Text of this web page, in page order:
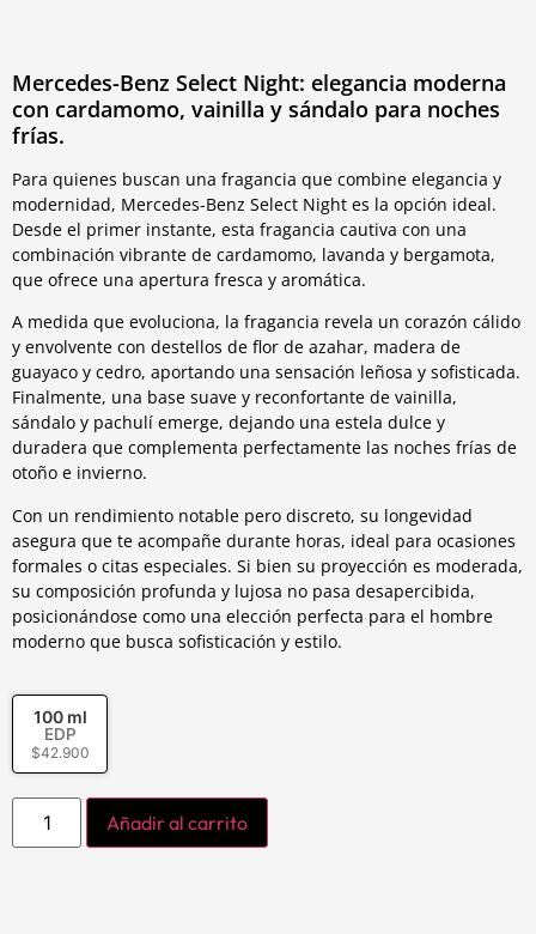
Mercedes-Benz Select Night: elegancia moderna
con cardamomo, vainilla y sándalo para noches
frías.
Para quienes buscan una fragancia que combine elegancia y
modernidad, Mercedes-Benz Select Night es la opción ideal.
Desde el primer instante, esta fragancia cautiva con una
combinación vibrante de cardamomo, lavanda y bergamota,
que ofrece una apertura fresca y aromática.
A medida que evoluciona, la fragancia revela un corazón cálido
y envolvente con destellos de flor de azahar, madera de
guayaco y cedro, aportando una sensación leñosa y sofisticada.
Finalmente, una base suave y reconfortante de vainilla,
sándalo y pachulí emerge, dejando una estela dulce y
duradera que complementa perfectamente las noches frías de
otoño e invierno.
Con un rendimiento notable pero discreto, su longevidad
asegura que te acompañe durante horas, ideal para ocasiones
formales o citas especiales. Si bien su proyección es moderada,
su composición profunda y lujosa no pasa desapercibida,
posicionándose como una elección perfecta para el hombre
moderno que busca sofisticación y estilo.
100 ml
EDP
$42.900
Añadir al carrito